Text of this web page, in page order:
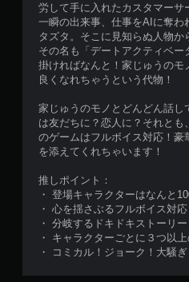
労して手に入れたカスタマーサ
一瞬の出来事、仕事をAIに奪わ
タズタ。そこに見知らぬ人物か
その名も「デートアクティベー
掛ければなんと！家じゅうのモ
良くなれちゃうという代物！
家じゅうのモノとどんどん話
は友だちに？恋人に？それとも
のゲームはフルボイス対応！
を添えてくれちゃいます！
推しポイント：
・ 登場キャラクターはなんと
・ 心を揺さぶるフルボイス対応
・ 分岐するドキドキストーリー
・ キャラクターごとに３つ以
・ コミカル！ジョーク！大騒ぎ